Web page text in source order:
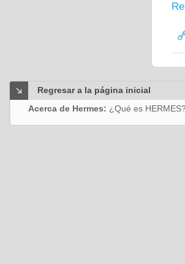
Regresar a la página inicial
Acerca de Hermes: ¿Qué es